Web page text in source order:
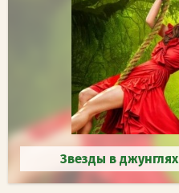
Звезды в джунглях